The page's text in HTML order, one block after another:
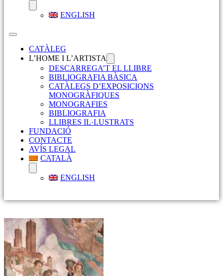
ENGLISH
CATÀLEG
L’HOME I L’ARTISTA
DESCARREGA’T EL LLIBRE
BIBLIOGRAFIA BÀSICA
CATÀLEGS D’EXPOSICIONS
MONOGRÀFIQUES
MONOGRAFIES
BIBLIOGRAFIA
LLIBRES IL·LUSTRATS
FUNDACIÓ
CONTACTE
AVÍS LEGAL
CATALÀ
ENGLISH